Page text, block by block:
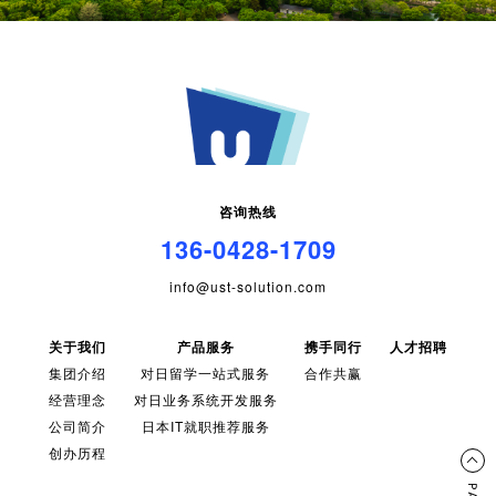
咨询热线
136-0428-1709
info@ust-solution.com
关于我们
集团介绍
经营理念
公司简介
创办历程
产品服务
对日留学一站式服务
对日业务系统开发服务
日本IT就职推荐服务
携手同行
合作共赢
人才招聘